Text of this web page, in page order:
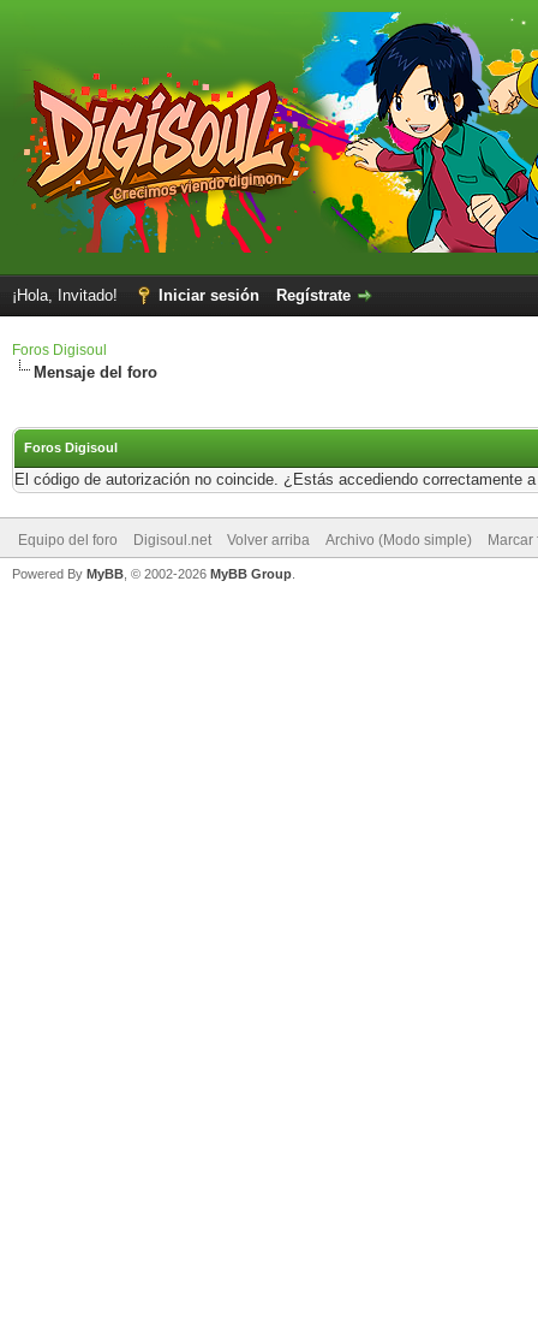
¡Hola, Invitado! Iniciar sesión Regístrate
Foros Digisoul
Mensaje del foro
Foros Digisoul
El código de autorización no coincide. ¿Estás accediendo correctamente
Equipo del foro Digisoul.net Volver arriba Archivo (Modo simple)
Powered By MyBB , © 2002-2026 MyBB Group